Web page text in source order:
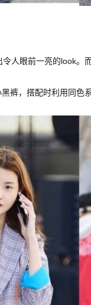
人眼前一亮的look。
裤，搭配时利用同色